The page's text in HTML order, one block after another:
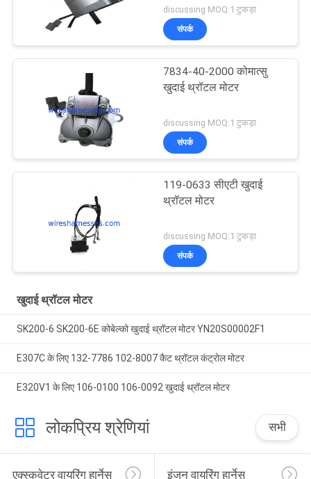
discussing MOQ:1 टुकड़ा
संपर्क
7834-40-2000 कोमात्सु
खुदाई थ्रॉटल मोटर
discussing MOQ:1 टुकड़ा
संपर्क
119-0633 सीएटी खुदाई
थ्रॉटल मोटर
discussing MOQ:1 टुकड़ा
संपर्क
खुदाई थ्रॉटल मोटर
SK200-6 SK200-6E कोबेल्को खुदाई थ्रॉटल मोटर YN20S00002F1
E307C के लिए 132-7786 102-8007 कैट थ्रॉटल कंट्रोल मोटर
E320V1 के लिए 106-0100 106-0092 खुदाई थ्रॉटल मोटर
लोकप्रिय श्रेणियां सभी
एक्स्कवेटर वायरिंग हार्नेस इंजन वायरिंग हार्नेस